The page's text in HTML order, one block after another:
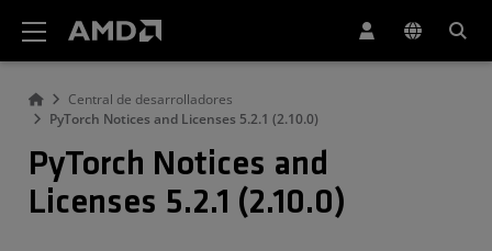
Central de desarrolladores
PyTorch Notices and Licenses 5.2.1 (2.10.0)
PyTorch Notices and
Licenses 5.2.1 (2.10.0)